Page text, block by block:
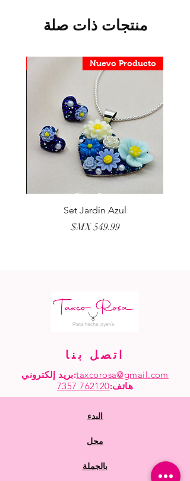
منتجات ذات صلة
Nuevo Producto
Set Jardín Azul
السعر‏549.99 MX$
اتصل بنا
بريد إلكتروني:taxcorosa@gmail.com
هاتف:
762120 7357
البدء
محل
بالجملة